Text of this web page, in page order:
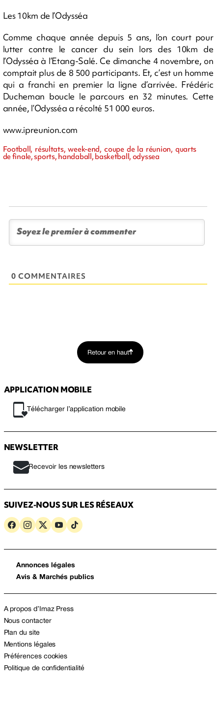
Les 10km de l’Odysséa
Comme chaque année depuis 5 ans, l’on court pour
lutter contre le cancer du sein lors des 10km de
l’Odysséa à l’Etang-Salé. Ce dimanche 4 novembre, on
comptait plus de 8 500 participants. Et, c’est un homme
qui a franchi en premier la ligne d’arrivée. Frédéric
Ducheman boucle le parcours en 32 minutes. Cette
année, l’Odysséa a récolté 51 000 euros.
www.ipreunion.com
Football, résultats, week-end, coupe de la réunion, quarts
de finale, sports, handaball, basketball, odyssea
0 COMMENTAIRES
Retour en haut
APPLICATION MOBILE
Télécharger l’application mobile
NEWSLETTER
Recevoir les newsletters
SUIVEZ-NOUS SUR LES RÉSEAUX
Annonces légales
Avis & Marchés publics
A propos d’Imaz Press
Nous contacter
Plan du site
Mentions légales
Préférences cookies
Politique de confidentialité